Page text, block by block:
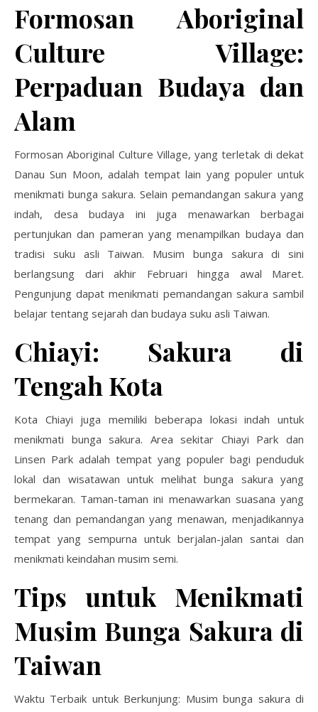
Formosan Aboriginal
Culture Village:
Perpaduan Budaya dan
Alam
Formosan Aboriginal Culture Village, yang terletak di dekat
Danau Sun Moon, adalah tempat lain yang populer untuk
menikmati bunga sakura. Selain pemandangan sakura yang
indah, desa budaya ini juga menawarkan berbagai
pertunjukan dan pameran yang menampilkan budaya dan
tradisi suku asli Taiwan. Musim bunga sakura di sini
berlangsung dari akhir Februari hingga awal Maret.
Pengunjung dapat menikmati pemandangan sakura sambil
belajar tentang sejarah dan budaya suku asli Taiwan.
Chiayi: Sakura di
Tengah Kota
Kota Chiayi juga memiliki beberapa lokasi indah untuk
menikmati bunga sakura. Area sekitar Chiayi Park dan
Linsen Park adalah tempat yang populer bagi penduduk
lokal dan wisatawan untuk melihat bunga sakura yang
bermekaran. Taman-taman ini menawarkan suasana yang
tenang dan pemandangan yang menawan, menjadikannya
tempat yang sempurna untuk berjalan-jalan santai dan
menikmati keindahan musim semi.
Tips untuk Menikmati
Musim Bunga Sakura di
Taiwan
Waktu Terbaik untuk Berkunjung: Musim bunga sakura di